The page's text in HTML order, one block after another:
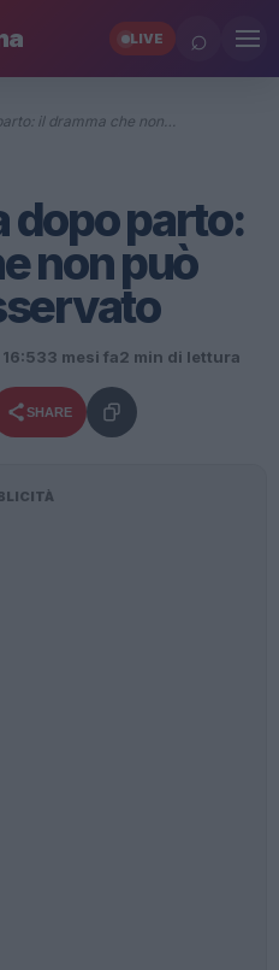
LIVE ⌕
il dramma che non…
dopo parto:
non può
3 mesi fa2 min di lettura
SHARE